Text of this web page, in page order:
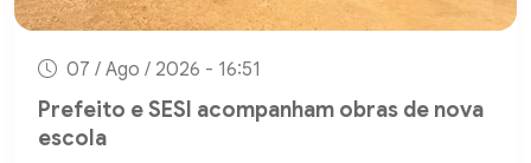
07 / Ago / 2026 - 16:51
Prefeito e SESI acompanham obras de nova
escola